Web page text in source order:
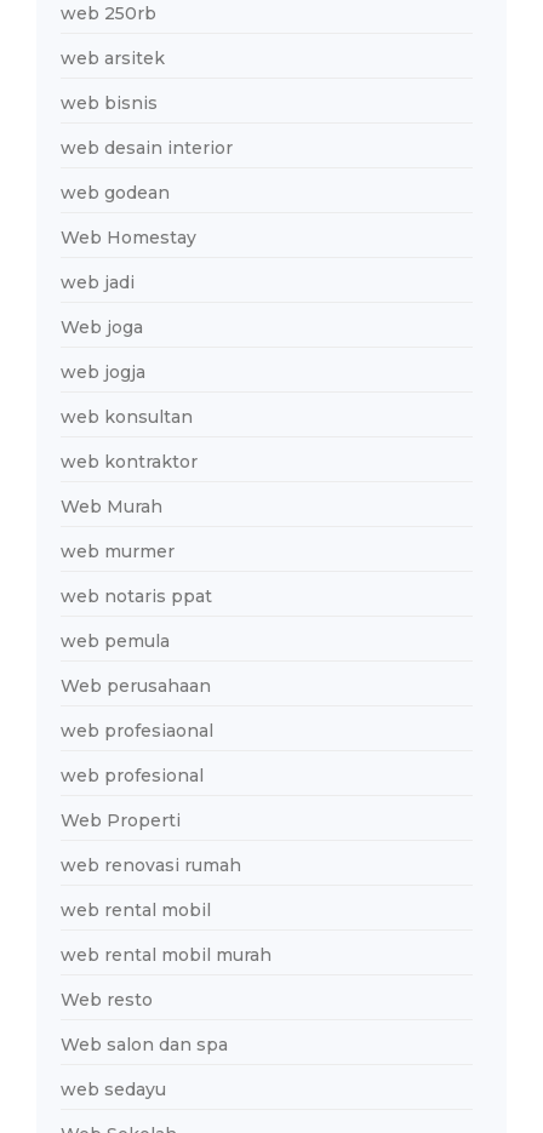
web 250rb
web arsitek
web bisnis
web desain interior
web godean
Web Homestay
web jadi
Web joga
web jogja
web konsultan
web kontraktor
Web Murah
web murmer
web notaris ppat
web pemula
Web perusahaan
web profesiaonal
web profesional
Web Properti
web renovasi rumah
web rental mobil
web rental mobil murah
Web resto
Web salon dan spa
web sedayu